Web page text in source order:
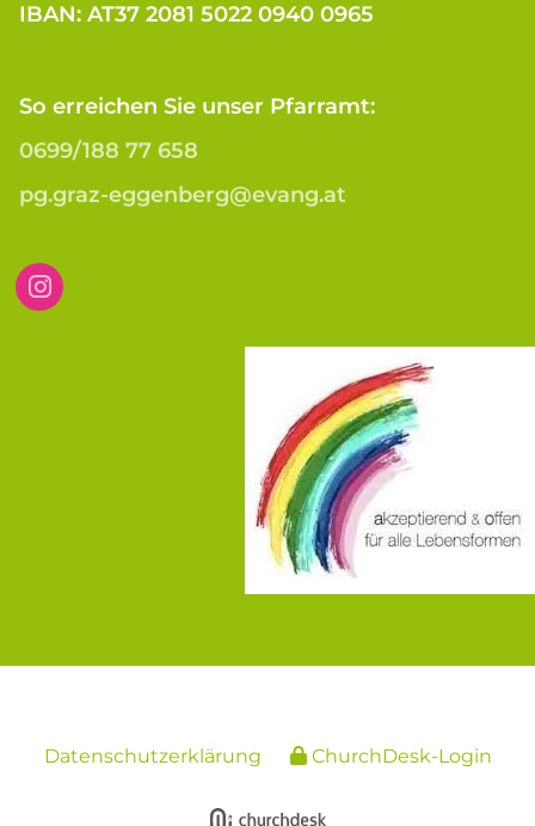
IBAN: AT37 2081 5022 0940 0965
So erreichen Sie unser Pfarramt:
0699/188 77 658
pg.graz-eggenberg@evang.at
Datenschutzerklärung ChurchDesk-Login